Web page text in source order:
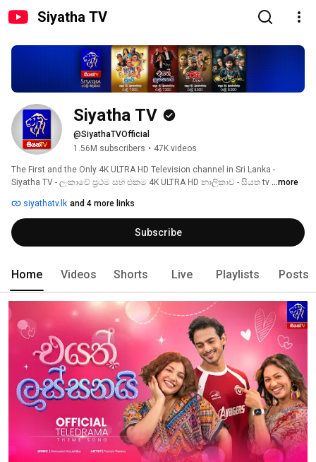
Siyatha TV
Siyatha TV
@SiyathaTVOfficial
1.56M subscribers • 47K videos
The First and the Only 4K ULTRA HD Television channel in Sri Lanka -
Siyatha TV - ලංකාවේ ප්‍රථම සහ එකම 4K ULTRA HD නාලිකාව - සියත tv ...more
siyathatv.lk and 4 more links
Subscribe
Home Videos Shorts Live Playlists Posts